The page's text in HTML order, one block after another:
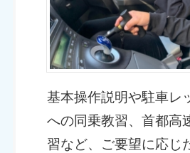
基本操作説明や駐車レ
への同乗教習、首都高
習など、ご要望に応じ